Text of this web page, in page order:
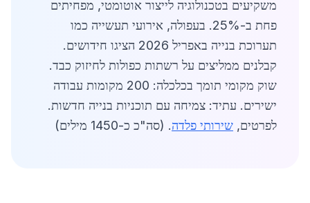
משקיעים בטכנולוגיה לייצור אוטומטי, מפחיתים
פחת ב-25%. בעפולה, אירועי תעשייה כמו
תערוכת בנייה באפריל 2026 הציגו חידושים.
קבלנים ממליצים על רשתות כפולות לחיזוק כבד.
שוק מקומי תומך בכלכלה: 200 מקומות עבודה
ישירים. עתיד: צמיחה עם תוכניות בנייה חדשות.
לפרטים, שירותי פלדה. (סה"כ כ-1450 מילים)